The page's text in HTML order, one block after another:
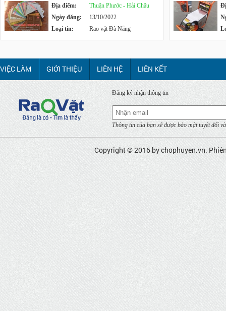
Địa điểm:
Thuận Phước - Hải Châu
Ngày đăng:
13/10/2022
Loại tin:
Rao vặt Đà Nẵng
VIỆC LÀM GIỚI THIỆU LIÊN HỆ LIÊN KẾT
Đăng ký nhận thông tin
Thông tin của bạn sẽ được bảo mật tuyệt đối
Copyright © 2016 bychophuyen.vn.